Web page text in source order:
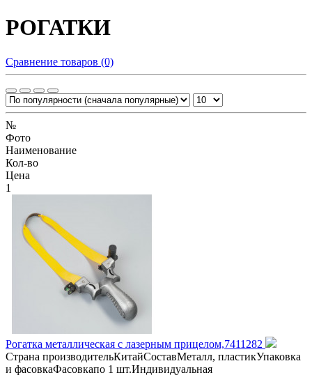
РОГАТКИ
Сравнение товаров (0)
№
Фото
Наименование
Кол-во
Цена
1
Рогатка металлическая с лазерным прицелом,7411282
Страна производительКитайСоставМеталл, пластикУпаковка
и фасовкаФасовкапо 1 шт.Индивидуальная